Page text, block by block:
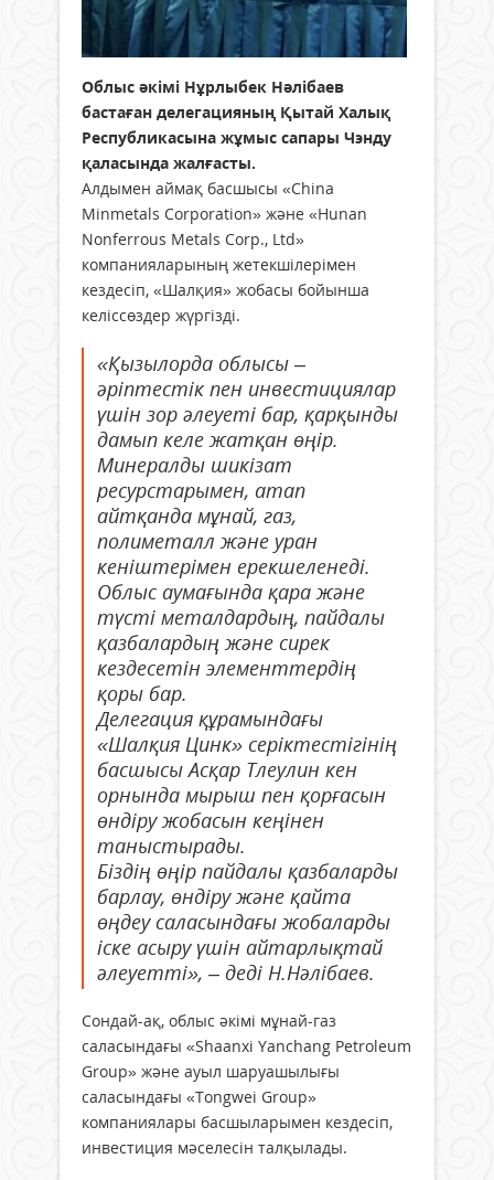
Облыс әкімі Нұрлыбек Нәлібаев
бастаған делегацияның Қытай Халық
Республикасына жұмыс сапары Чэнду
қаласында жалғасты.
Алдымен аймақ басшысы «China
Minmetals Corporation» және «Hunan
Nonferrous Metals Corp., Ltd»
компанияларының жетекшілерімен
кездесіп, «Шалқия» жобасы бойынша
келіссөздер жүргізді.
«Қызылорда облысы –
әріптестік пен инвестициялар
үшін зор әлеуеті бар, қарқынды
дамып келе жатқан өңір.
Минералды шикізат
ресурстарымен, атап
айтқанда мұнай, газ,
полиметалл және уран
кеніштерімен ерекшеленеді.
Облыс аумағында қара және
түсті металдардың, пайдалы
қазбалардың және сирек
кездесетін элементтердің
қоры бар.
Делегация құрамындағы
«Шалқия Цинк» серіктестігінің
басшысы Асқар Тлеулин кен
орнында мырыш пен қорғасын
өндіру жобасын кеңінен
таныстырады.
Біздің өңір пайдалы қазбаларды
барлау, өндіру және қайта
өңдеу саласындағы жобаларды
іске асыру үшін айтарлықтай
әлеуетті», – деді Н.Нәлібаев.
Сондай-ақ, облыс әкімі мұнай-газ
саласындағы «Shaanxi Yanchang Petroleum
Group» және ауыл шаруашылығы
саласындағы «Tongwei Group»
компаниялары басшыларымен кездесіп,
инвестиция мәселесін талқылады.